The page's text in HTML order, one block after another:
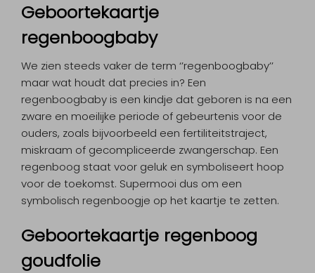
Geboortekaartje
regenboogbaby
We zien steeds vaker de term ‘’regenboogbaby’’
maar wat houdt dat precies in? Een
regenboogbaby is een kindje dat geboren is na een
zware en moeilijke periode of gebeurtenis voor de
ouders, zoals bijvoorbeeld een fertiliteitstraject,
miskraam of gecompliceerde zwangerschap. Een
regenboog staat voor geluk en symboliseert hoop
voor de toekomst. Supermooi dus om een
symbolisch regenboogje op het kaartje te zetten.
Geboortekaartje regenboog
goudfolie